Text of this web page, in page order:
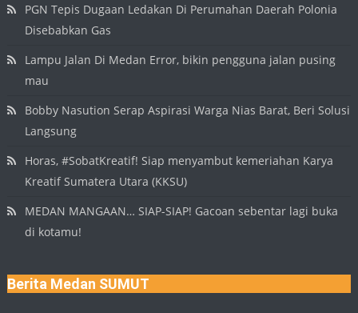
PGN Tepis Dugaan Ledakan Di Perumahan Daerah Polonia
Disebabkan Gas
Lampu Jalan Di Medan Error, bikin pengguna jalan pusing
mau
Bobby Nasution Serap Aspirasi Warga Nias Barat, Beri Solusi
Langsung
Horas, #SobatKreatif! Siap menyambut kemeriahan Karya
Kreatif Sumatera Utara (KKSU)
MEDAN MANGAAN… SIAP-SIAP! Gacoan sebentar lagi buka
di kotamu!
Berita Medan SUMUT